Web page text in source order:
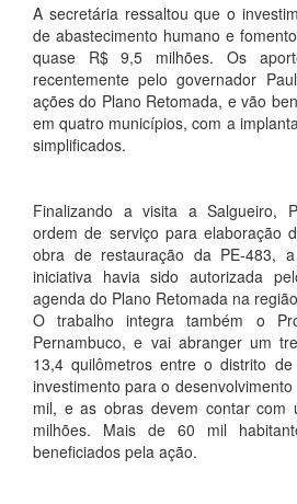
A secretária ressaltou que o
de abastecimento humano e
quase R$ 9,5 milhões. Os
recentemente pelo governador
ações do Plano Retomada, e vão
em quatro municípios, com a
simplificados.
Finalizando a visita a Salgueiro,
ordem de serviço para elaboração
obra de restauração da PE-483,
iniciativa havia sido autorizada
agenda do Plano Retomada na
O trabalho integra também o
Pernambuco, e vai abranger um
13,4 quilômetros entre o distrito
investimento para o
mil, e as obras devem contar com
milhões. Mais de 60 mil
beneficiados pela ação.